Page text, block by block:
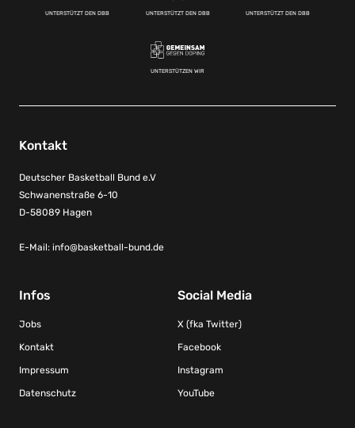
UNTERSTÜTZT DEN DBB UNTERSTÜTZT DEN DBB UNTERSTÜTZT DEN DBB
UNTERSTÜTZEN WIR
Kontakt
Deutscher Basketball Bund e.V
Schwanenstraße 6-10
D-58089 Hagen
E-Mail: info@basketball-bund.de
Infos
Jobs
Kontakt
Impressum
Datenschutz
Social Media
X (fka Twitter)
Facebook
Instagram
YouTube